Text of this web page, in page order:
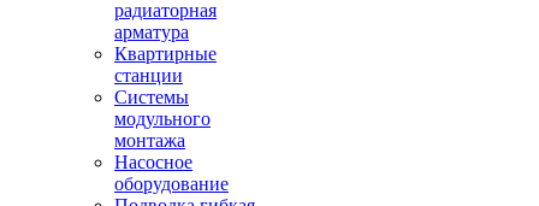
радиаторная
арматура
Квартирные
станции
Системы
модульного
монтажа
Насосное
оборудование